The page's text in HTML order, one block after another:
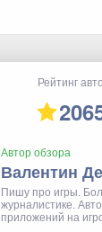
Рейтинг
Автор обзора
Валентин
Пишу про игры.
журналистике.
приложений на